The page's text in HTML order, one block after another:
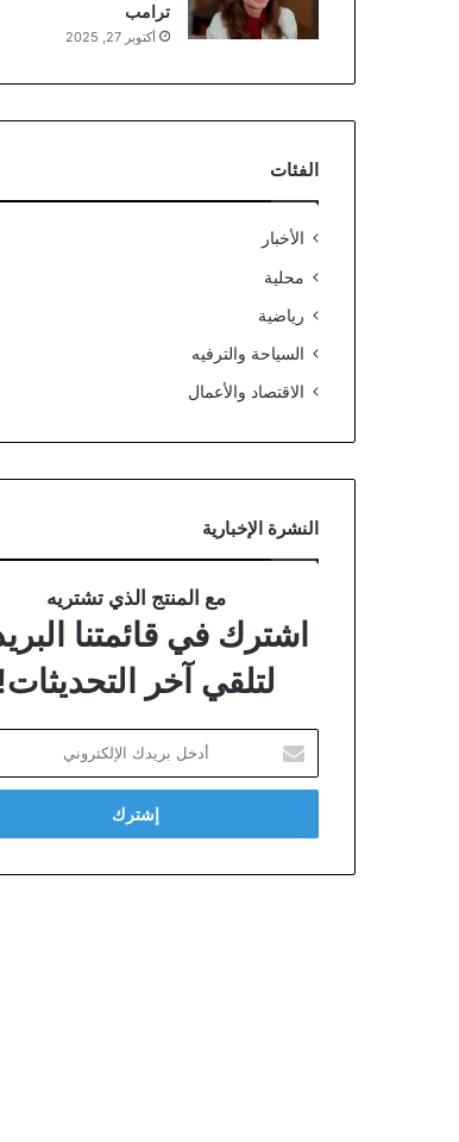
ترامب
أكتوبر 27, 2025
الفئات
الأخبار
محلية
رياضية
السياحة والترفيه
الاقتصاد والأعمال
النشرة الإخبارية
مع المنتج الذي تشتريه
اشترك في قائمتنا
لتلقي آخر التحديثات!
بريدك
الإلكتروني